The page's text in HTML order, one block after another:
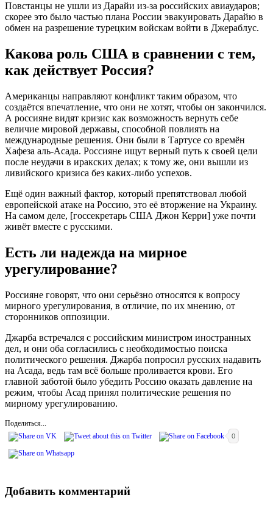
Повстанцы не ушли из Дарайи из-за российских авиаударов;
скорее это было частью плана России эвакуировать Дарайю в
обмен на разрешение турецким войскам войти в Джераблус.
Какова роль США в сравнении с тем,
как действует Россия?
Американцы направляют конфликт таким образом, что
создаётся впечатление, что они не хотят, чтобы он закончился.
А россияне видят кризис как возможность вернуть себе
величие мировой державы, способной повлиять на
международные решения. Они были в Тартусе со времён
Хафеза аль-Асада. Россияне ищут верный путь к своей цели
после неудачи в иракских делах; к тому же, они вышли из
ливийского кризиса без каких-либо успехов.
Ещё один важный фактор, который препятствовал любой
европейской атаке на Россию, это её вторжение на Украину.
На самом деле, [госсекретарь США Джон Керри] уже почти
живёт вместе с русскими.
Есть ли надежда на мирное
урегулирование?
Россияне говорят, что они серьёзно относятся к вопросу
мирного урегулирования, в отличие, по их мнению, от
сторонников оппозиции.
Джарба встречался с российским министром иностранных
дел, и они оба согласились с необходимостью поиска
политического решения. Джарба попросил русских надавить
на Асада, ведь там всё больше проливается крови. Его
главной заботой было убедить Россию оказать давление на
режим, чтобы Асад принял политические решения по
мирному урегулированию.
Поделиться...
0
Добавить комментарий